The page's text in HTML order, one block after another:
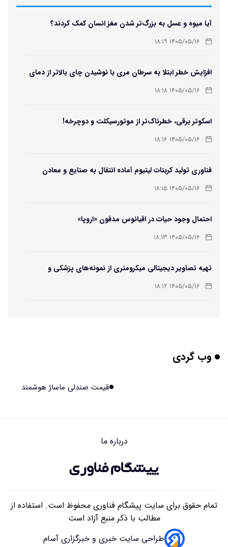
آیا میوه و عسل به بزرگ‌تر شدن مغز انسان کمک کردند؟
۱۴۰۵/۰۵/۱۶ ۱۸:۱۹
افزایش خطر ابتلا به سرطان مری با نوشیدن چای بالاتر از دمای
۶۵ درجه ۱۴۰۵/۰۵/۱۶ ۱۸:۱۸
اسکوتر برقی، خطرناک‌تر از موتورسیکلت و دوچرخه!
۱۴۰۵/۰۵/۱۶ ۱۸:۱۶
فناوری تولید کربنات لیتیوم آماده انتقال به صنایع و معادن
است۱۴۰۵/۰۵/۱۶ ۱۸:۱۵
احتمال وجود حیات در اقیانوس مدفون «اروپا»
۱۴۰۵/۰۵/۱۶ ۱۸:۱۳
تهیه تصاویر دیجیتالی میکرومتری از نمونه‌های پزشکی و
صنعتی۱۴۰۵/۰۵/۱۶ ۱۸:۱۲
بلندگو سقفی توکار یا روکار؟ راهنمای کامل مقایسه، مزایا،
معایب و انتخاب بهترین مدل
وب گردی
قیمت صندلی ماساژ هوشمند
درباره ما
تمام حقوق برای سایت پیشگام فناوری محفوظ است. استفاده از
مطالب با ذکر منبع آزاد است
طراحی سایت خبری و خبرگزاری آسام